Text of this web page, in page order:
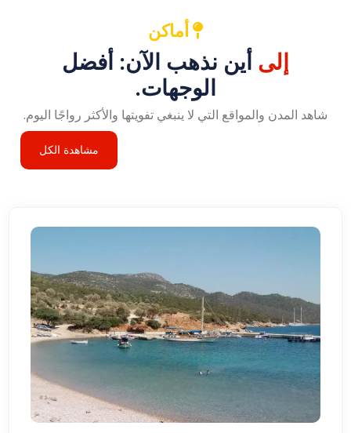
أماكن
إلى أين نذهب الآن: أفضل
الوجهات.
شاهد المدن والمواقع التي لا ينبغي تفويتها والأكثر رواجًا اليوم.
مشاهدة الكل